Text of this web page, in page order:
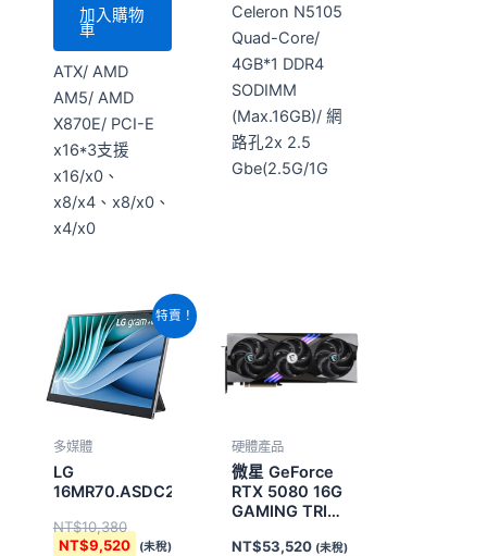
加入購物
車
ATX/ AMD
AM5/ AMD
X870E/ PCI-E
x16*3支援
x16/x0、
x8/x4、x8/x0、
x4/x0
Celeron N5105
Quad-Core/
4GB*1 DDR4
SODIMM
(Max.16GB)/ 網
路孔2x 2.5
Gbe(2.5G/1G
特賣！
多媒體
LG
16MR70.ASDC2
NT$10,380
原
始
價
格：
NT$10,380。
NT$9,520
目
前
價
格：
NT$9,520。
(未稅)
硬體產品
微星 GeForce
RTX 5080 16G
GAMING TRIO
NT$53,520 (未稅)